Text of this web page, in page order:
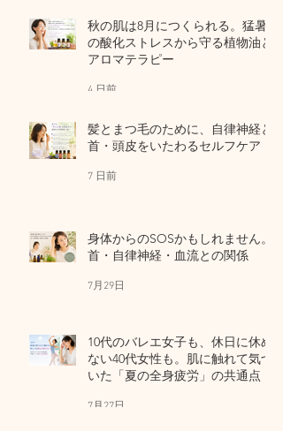
秋の肌は8月につくられる。猛暑
の酸化ストレスから守る植物油と
アロマテラピー
4 日前
髪とまつ毛のために、自律神経と
首・頭皮をいたわるセルフケア
7 日前
身体からのSOSかもしれません。
首・自律神経・血流との関係
7月29日
10代のバレエ女子も、休日に休め
ない40代女性も。肌に触れて気づ
いた「夏の全身疲労」の共通点
7月27日